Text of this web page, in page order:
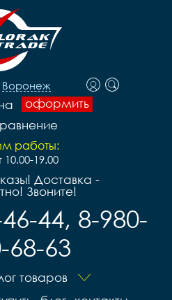
Воронеж
оформить
работы:
10.00-19.00
Доставка -
Звоните!
44, 8-980-
68-63
товаров